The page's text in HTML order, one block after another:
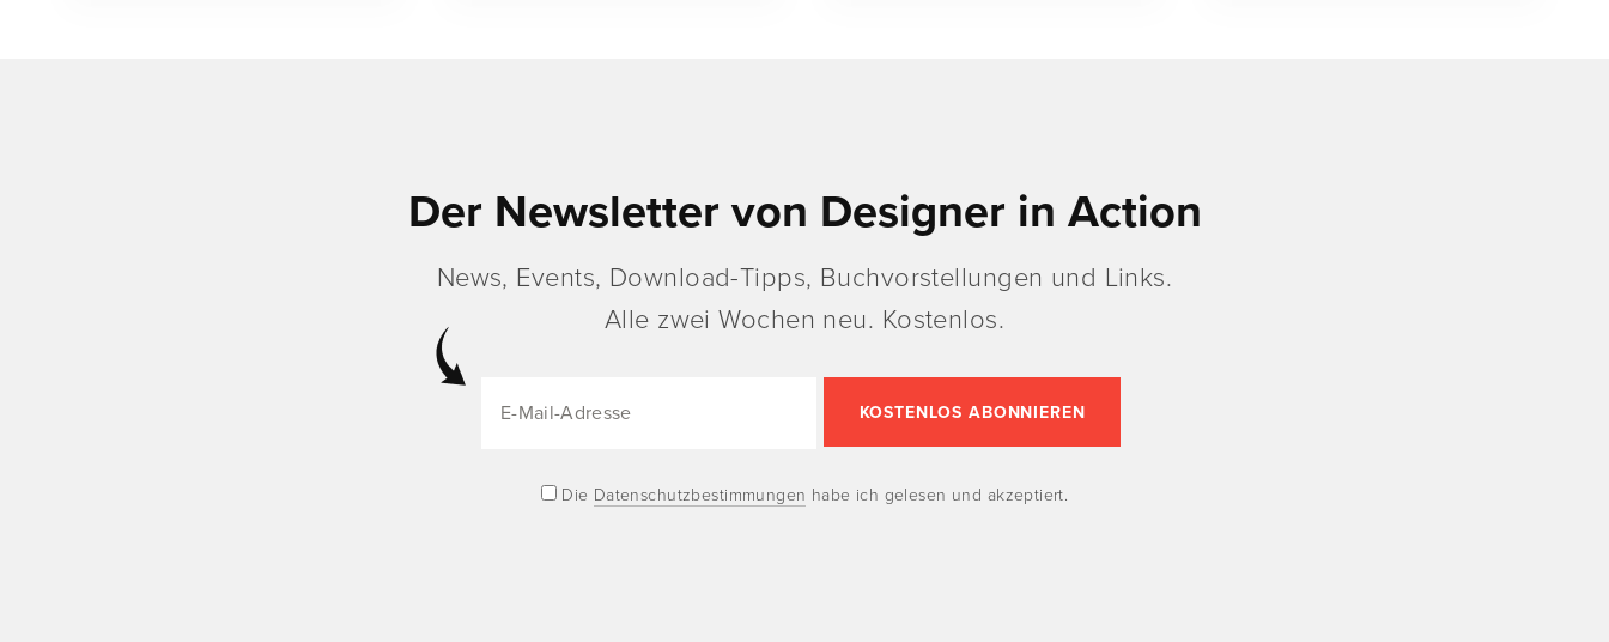
Der Newsletter von Designer in Action
News, Events, Download-Tipps, Buchvorstellungen und Links.
Alle zwei Wochen neu. Kostenlos.
Die Datenschutzbestimmungen habe ich gelesen und akzeptiert.